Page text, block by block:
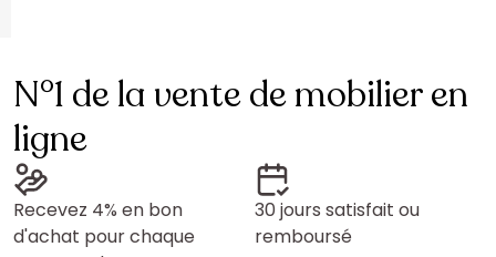
N°1 de la vente de mobilier en
ligne
Recevez 4% en bon
d'achat pour chaque
30 jours satisfait ou
remboursé